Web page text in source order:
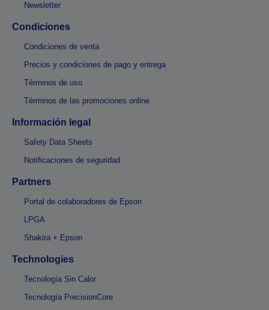
Newsletter
Condiciones
Condiciones de venta
Precios y condiciones de pago y entrega
Términos de uso
Términos de las promociones online
Información legal
Safety Data Sheets
Notificaciones de seguridad
Partners
Portal de colaboradores de Epson
LPGA
Shakira + Epson
Technologies
Tecnología Sin Calor
Tecnología PrecisionCore